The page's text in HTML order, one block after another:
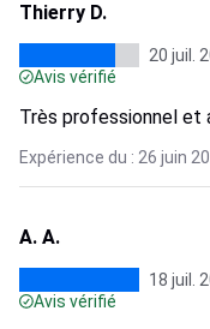
Thierry D.
20 juil.
Avis vérifié
Très professionnel et
Expérience du : 26 juin
A. A.
18 juil.
Avis vérifié